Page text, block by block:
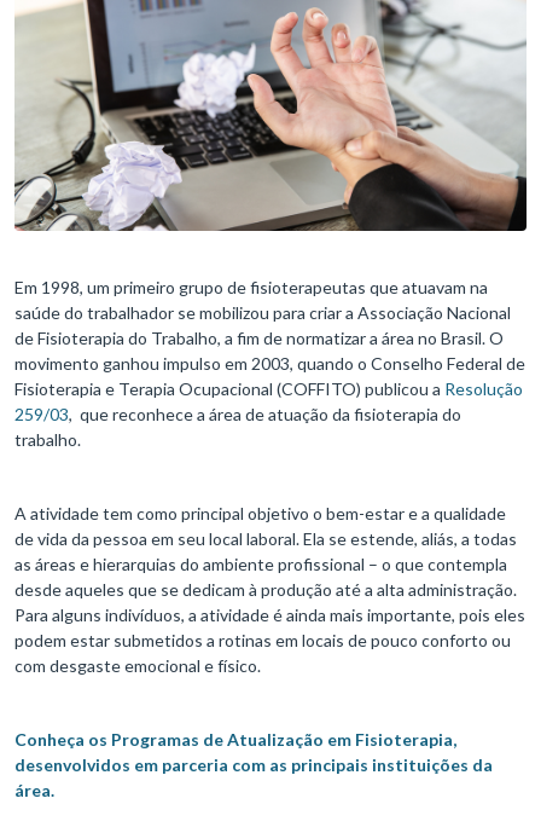
Em 1998, um primeiro grupo de fisioterapeutas que atuavam na
saúde do trabalhador se mobilizou para criar a Associação Nacional
de Fisioterapia do Trabalho, a fim de normatizar a área no Brasil. O
movimento ganhou impulso em 2003, quando o Conselho Federal de
Fisioterapia e Terapia Ocupacional (COFFITO) publicou a Resolução
259/03, que reconhece a área de atuação da fisioterapia do
trabalho.
A atividade tem como principal objetivo o bem-estar e a qualidade
de vida da pessoa em seu local laboral. Ela se estende, aliás, a todas
as áreas e hierarquias do ambiente profissional – o que contempla
desde aqueles que se dedicam à produção até a alta administração.
Para alguns indivíduos, a atividade é ainda mais importante, pois eles
podem estar submetidos a rotinas em locais de pouco conforto ou
com desgaste emocional e físico.
Conheça os Programas de Atualização em Fisioterapia,
desenvolvidos em parceria com as principais instituições da
área.